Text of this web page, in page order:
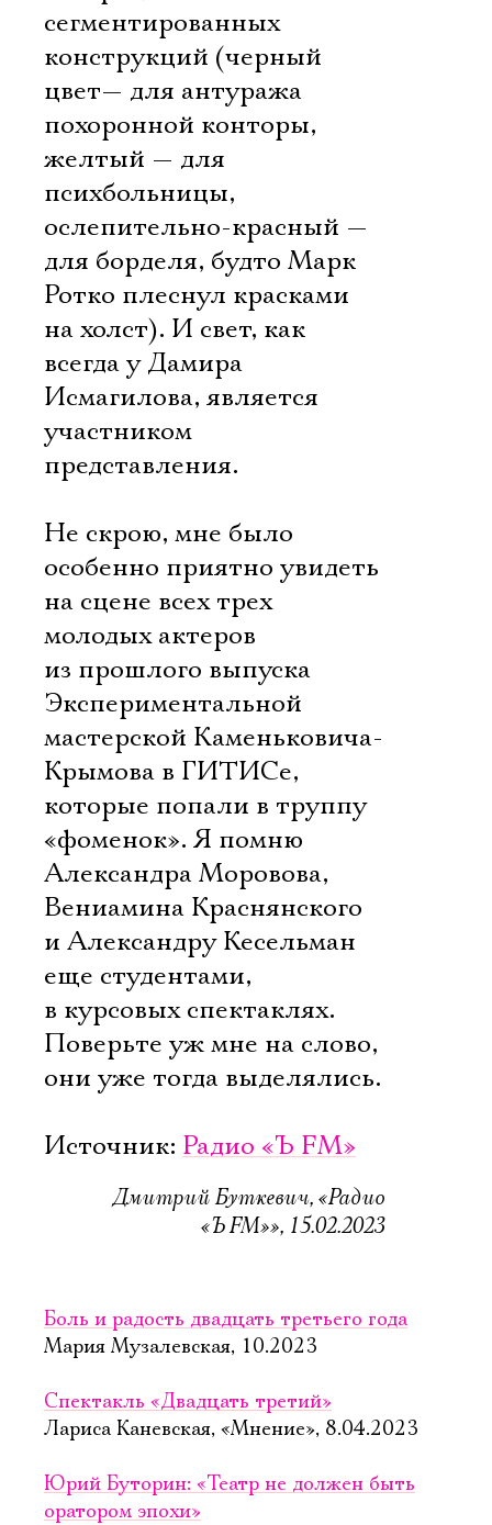
сегментированных
конструкций (черный
цвет— для антуража
похоронной конторы,
желтый — для
психбольницы,
ослепительно-красный —
для борделя, будто Марк
Ротко плеснул красками
на холст). И свет, как
всегда у Дамира
Исмагилова, является
участником
представления.
Не скрою, мне было
особенно приятно увидеть
на сцене всех трех
молодых актеров
из прошлого выпуска
Экспериментальной
мастерской Каменьковича-
Крымова в ГИТИСе,
которые попали в труппу
«фоменок». Я помню
Александра Моровова,
Вениамина Краснянского
и Александру Кесельман
еще студентами,
в курсовых спектаклях.
Поверьте уж мне на слово,
они уже тогда выделялись.
Источник: Радио «Ъ FM»
Дмитрий Буткевич, «Радио
«Ъ FM»», 15.02.2023
Боль и радость двадцать третьего года
Мария Музалевская, 10.2023
Спектакль «Двадцать третий»
Лариса Каневская, «Мнение», 8.04.2023
Юрий Буторин: «Театр не должен быть
оратором эпохи»
Электропочта
Имя